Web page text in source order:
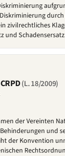
zivilrechtliches
und
(L. 18/2009)
der Vereinten
und
der Konvention